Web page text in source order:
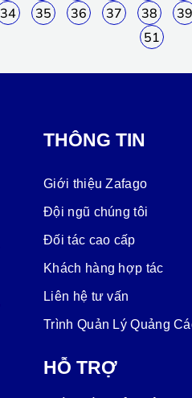
34 35 36 37 38 39
51
THÔNG TIN
Giới thiệu Zafago
Đội ngũ chúng tôi
Đối tác cao cấp
Khách hàng hợp tác
Liên hệ tư vấn
Trình Quản Lý Quảng
HỖ TRỢ